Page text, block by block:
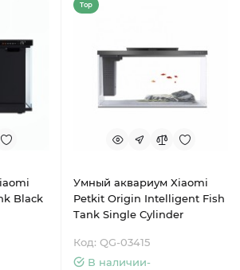
Black
Top
Умный аквариум Xiaomi
Petkit Origin Intelligent Fish
Tank Single Cylinder
Код: QG-03415
В наличии-